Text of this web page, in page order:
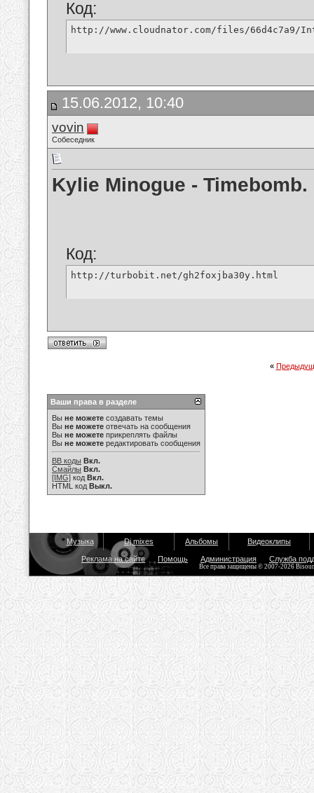
Код:
http://www.cloudnator.com/files/66d4c7a9/
15.06.2012, 10:40
vovin
Собеседник
Kylie Minogue - Timebomb.
Код:
http://turbobit.net/gh2foxjba30y.html
«
Ваши права в разделе
Вы не можете создавать темы
Вы не можете отвечать на сообщения
Вы не можете прикреплять файлы
Вы не можете редактировать сообщения
BB коды Вкл.
Смайлы Вкл.
[IMG] код Вкл.
HTML код Выкл.
Музыка Dj mixes Альбомы Видеоклипы
Реклама на сайте Помощь Администрация Служба
Все права защищены © 2007-2026